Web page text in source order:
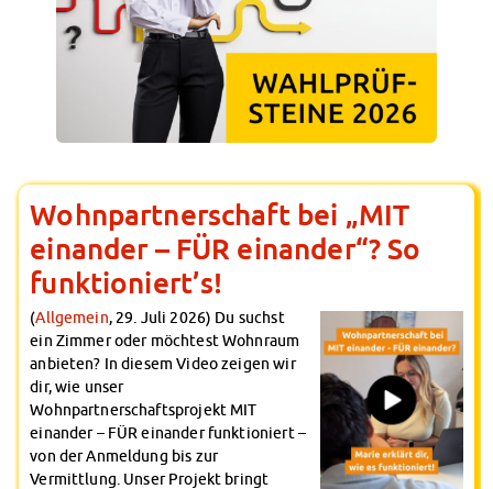
Wohnpartnerschaft bei „MIT
einander – FÜR einander“? So
funktioniert’s!
(Allgemein, 29. Juli 2026) Du suchst
ein Zimmer oder möchtest Wohnraum
anbieten? In diesem Video zeigen wir
dir, wie unser
Wohnpartnerschaftsprojekt MIT
einander – FÜR einander funktioniert –
von der Anmeldung bis zur
Vermittlung. Unser Projekt bringt